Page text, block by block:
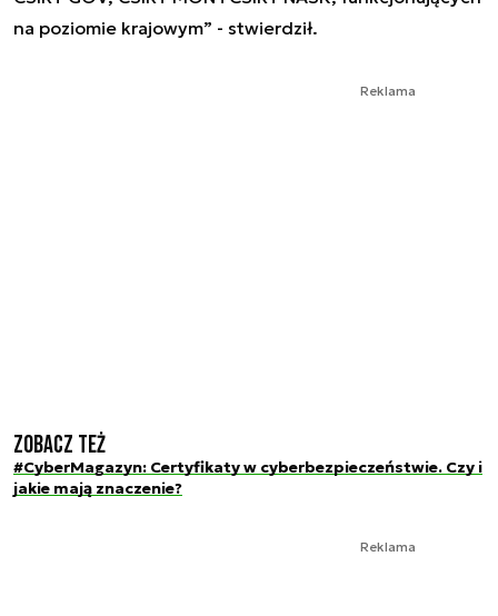
na poziomie krajowym” - stwierdził.
Reklama
Zobacz też
#CyberMagazyn: Certyfikaty w cyberbezpieczeństwie. Czy i
jakie mają znaczenie?
Reklama